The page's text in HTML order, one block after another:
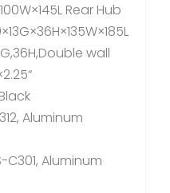
Rear Hub
wall
Aluminum
C301, Aluminum